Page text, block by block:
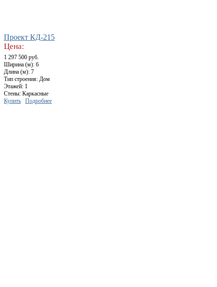
Проект КД-215
Цена:
1 297 500 руб.
Ширина (м): 6
Длина (м): 7
Тип строения: Дом
Этажей: 1
Стены: Каркасные
Купить
Подробнее